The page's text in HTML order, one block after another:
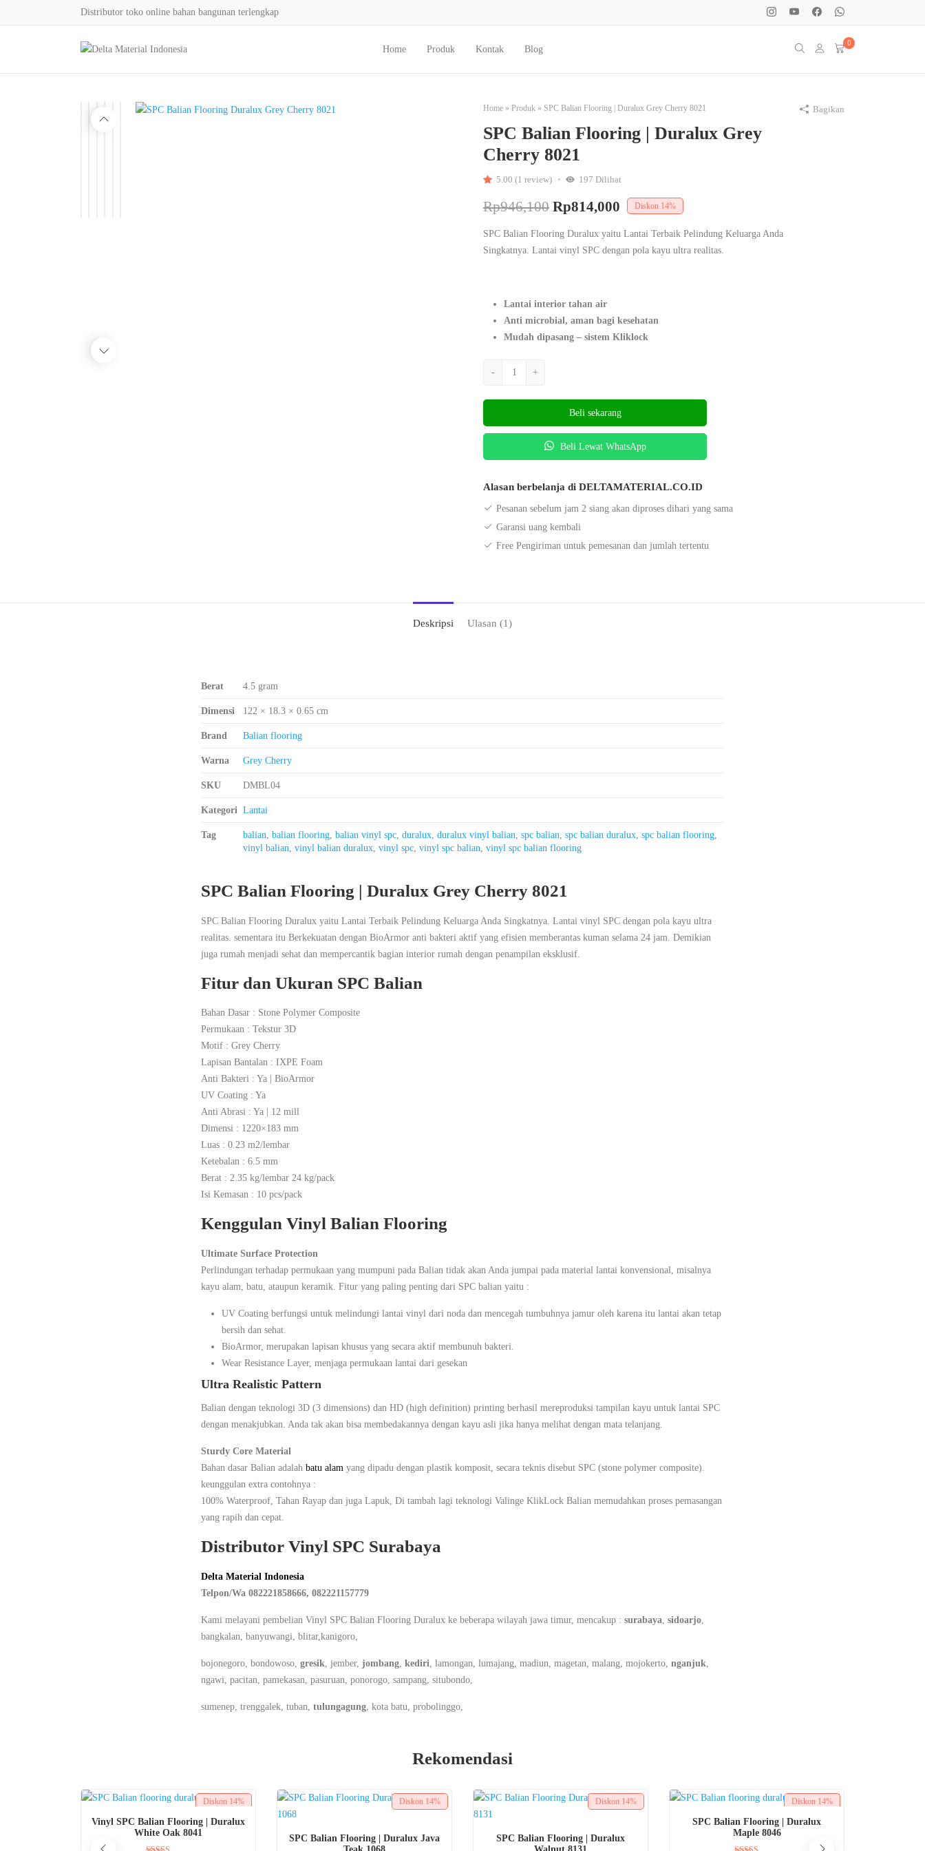
Distributor toko online bahan bangunan terlengkap
Home Produk Kontak Blog
0
Home » Produk » SPC Balian Flooring | Duralux Grey Cherry 8021
SPC Balian Flooring | Duralux Grey
Cherry 8021
5.00 (1 review) 197 Dilihat
Rp946,100 Rp814,000 Diskon 14%
SPC Balian Flooring Duralux yaitu Lantai Terbaik Pelindung Keluarga Anda
Singkatnya. Lantai vinyl SPC dengan pola kayu ultra realitas.
Lantai interior tahan air
Anti microbial, aman bagi kesehatan
Mudah dipasang – sistem Kliklock
- +
Beli sekarang
Beli Lewat WhatsApp
Alasan berbelanja di DELTAMATERIAL.CO.ID
Pesanan sebelum jam 2 siang akan diproses dihari yang sama
Garansi uang kembali
Free Pengiriman untuk pemesanan dan jumlah tertentu
Bagikan
Deskripsi Ulasan (1)
Berat 4.5 gram
Dimensi 122 × 18.3 × 0.65 cm
Brand Balian flooring
Warna Grey Cherry
SKU DMBL04
Kategori Lantai
Tag balian, balian flooring, balian vinyl spc, duralux, duralux vinyl balian, spc balian, spc balian duralux, spc balian flooring,
vinyl balian, vinyl balian duralux, vinyl spc, vinyl spc balian, vinyl spc balian flooring
SPC Balian Flooring | Duralux Grey Cherry 8021
SPC Balian Flooring Duralux yaitu Lantai Terbaik Pelindung Keluarga Anda Singkatnya. Lantai vinyl SPC dengan pola kayu ultra
realitas. sementara itu Berkekuatan dengan BioArmor anti bakteri aktif yang efisien memberantas kuman selama 24 jam. Demikian
juga rumah menjadi sehat dan mempercantik bagian interior rumah dengan penampilan eksklusif.
Fitur dan Ukuran SPC Balian
Bahan Dasar : Stone Polymer Composite
Permukaan : Tekstur 3D
Motif : Grey Cherry
Lapisan Bantalan : IXPE Foam
Anti Bakteri : Ya | BioArmor
UV Coating : Ya
Anti Abrasi : Ya | 12 mill
Dimensi : 1220×183 mm
Luas : 0.23 m2/lembar
Ketebalan : 6.5 mm
Berat : 2.35 kg/lembar 24 kg/pack
Isi Kemasan : 10 pcs/pack
Kenggulan Vinyl Balian Flooring
Ultimate Surface Protection
Perlindungan terhadap permukaan yang mumpuni pada Balian tidak akan Anda jumpai pada material lantai konvensional, misalnya
kayu alam, batu, ataupun keramik. Fitur yang paling penting dari SPC balian yaitu :
UV Coating berfungsi untuk melindungi lantai vinyl dari noda dan mencegah tumbuhnya jamur oleh karena itu lantai akan tetap
bersih dan sehat.
BioArmor, merupakan lapisan khusus yang secara aktif membunuh bakteri.
Wear Resistance Layer, menjaga permukaan lantai dari gesekan
Ultra Realistic Pattern
Balian dengan teknologi 3D (3 dimensions) dan HD (high definition) printing berhasil mereproduksi tampilan kayu untuk lantai SPC
dengan menakjubkan. Anda tak akan bisa membedakannya dengan kayu asli jika hanya melihat dengan mata telanjang.
Sturdy Core Material
Bahan dasar Balian adalah batu alam yang dipadu dengan plastik komposit, secara teknis disebut SPC (stone polymer composite).
keunggulan extra contohnya :
100% Waterproof, Tahan Rayap dan juga Lapuk, Di tambah lagi teknologi Valinge KlikLock Balian memudahkan proses pemasangan
yang rapih dan cepat.
Distributor Vinyl SPC Surabaya
Delta Material Indonesia
Telpon/Wa 082221858666, 082221157779
Kami melayani pembelian Vinyl SPC Balian Flooring Duralux ke beberapa wilayah jawa timur, mencakup : surabaya sidoarjo
bangkalan, banyuwangi, blitar,kanigoro,
bojonegoro, bondowoso, gresik , jember, jombang kediri , lamongan, lumajang, madiun, magetan, malang, mojokerto, nganjuk
ngawi, pacitan, pamekasan, pasuruan, ponorogo, sampang, situbondo,
sumenep, trenggalek, tuban, tulungagung , kota batu, probolinggo,
Rekomendasi
Diskon 14%
BELI SEKARANG
Vinyl SPC Balian Flooring | Duralux
White Oak 8041
Diskon 14%
BELI SEKARANG
SPC Balian Flooring | Duralux Java
Teak 1068
Diskon 14%
BELI SEKARANG
SPC Balian Flooring | Duralux
Walnut 8131
Diskon 14%
BELI SEKARANG
SPC Balian Flooring | Duralux
Maple 8046